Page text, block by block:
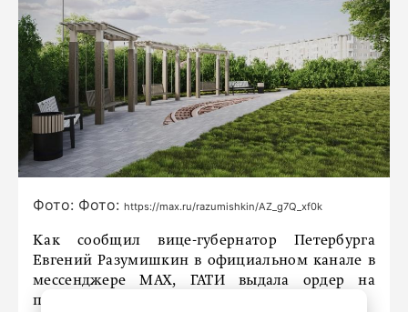
Фото: Фото: https://max.ru/razumishkin/AZ_g7Q_xf0k
Как сообщил вице-губернатор Петербурга
Евгений Разумишкин в официальном канале в
мессенджере МАХ, ГАТИ выдала ордер на
проведение работ в сквере «Ключ времени».